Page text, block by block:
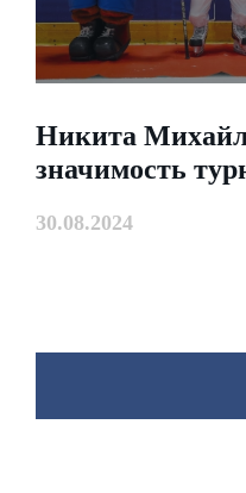
Никита
значимость
30.08.2024